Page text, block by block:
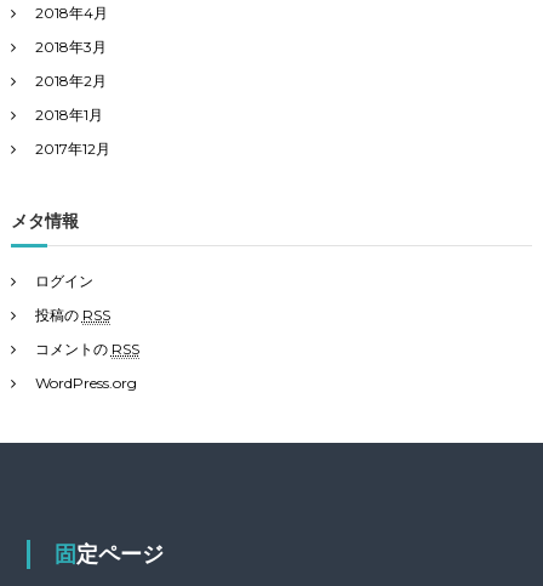
2018年4月
2018年3月
2018年2月
2018年1月
2017年12月
メタ情報
ログイン
投稿の RSS
コメントの RSS
WordPress.org
固定ページ